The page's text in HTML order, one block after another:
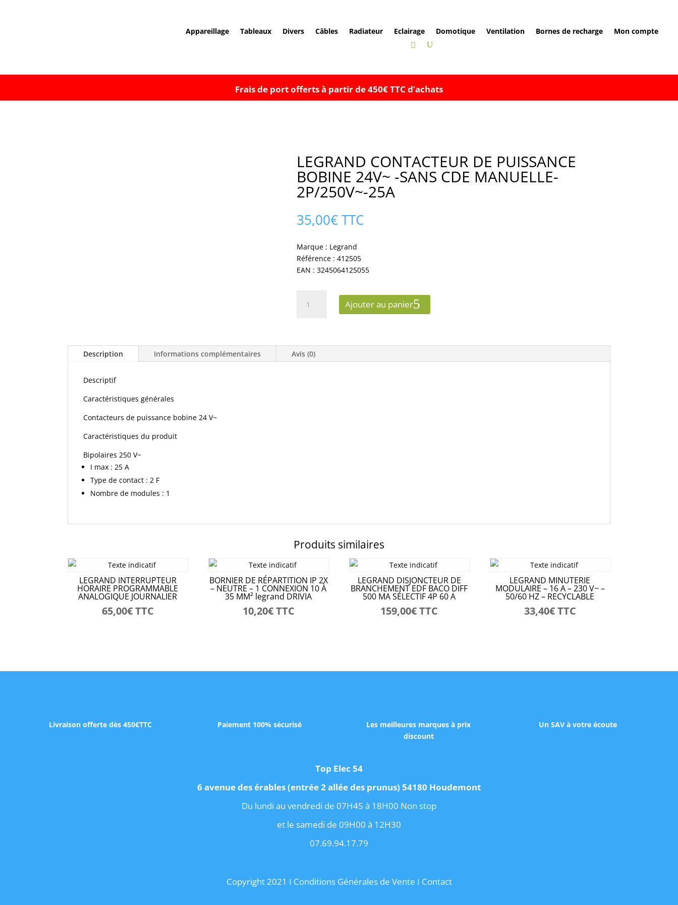
Appareillage Tableaux Divers Câbles Radiateur Eclairage Domotique Ventilation Bornes de recharge Mon compte
Frais de port offerts à partir de 450€ TTC d’achats
LEGRAND CONTACTEUR DE PUISSANCE
BOBINE 24V~ -SANS CDE MANUELLE-
2P/250V~-25A
35,00€TTC
Marque : Legrand
Référence : 412505
EAN : 3245064125055
PUISSANCE
Ajouter au panier
Description Informations complémentaires Avis (0)
Descriptif
Caractéristiques générales
Contacteurs de puissance bobine 24 V~
Caractéristiques du produit
Bipolaires 250 V~
I max : 25 A
Type de contact : 2 F
Nombre de modules : 1
Produits similaires
LEGRAND INTERRUPTEUR
HORAIRE PROGRAMMABLE
ANALOGIQUE JOURNALIER
65,00€TTC
BORNIER DE RÉPARTITION IP 2X
– NEUTRE – 1 CONNEXION 10 À
35 MM² legrand DRIVIA
10,20€TTC
LEGRAND DISJONCTEUR DE
BRANCHEMENT EDF BACO DIFF
500 MA SÉLECTIF 4P 60 A
159,00€ TTC
LEGRAND MINUTERIE
MODULAIRE – 16 A – 230 V~ –
50/60 HZ – RECYCLABLE
33,40€TTC
Livraison offerte dès 450€TTC Paiement 100% sécurisé
Les meilleures marques à prix
discount
Un SAV à votre écoute
Top Elec 54
6 avenue des érables (entrée 2 allée des prunus) 54180 Houdemont
Du lundi au vendredi de 07H45 à 18H00 Non stop
et le samedi de 09H00 à 12H30
07.69.94.17.79
Copyright 2021 I Conditions Générales de Vente I Contact